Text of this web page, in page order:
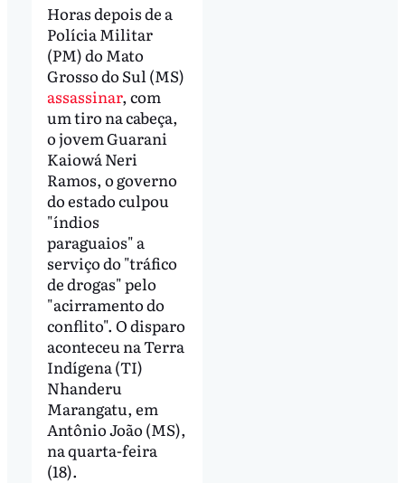
Horas depois de a
Polícia Militar
(PM) do Mato
Grosso do Sul (MS)
assassinar, com
um tiro na cabeça,
o jovem Guarani
Kaiowá Neri
Ramos, o governo
do estado culpou
"índios
paraguaios" a
serviço do "tráfico
de drogas" pelo
"acirramento do
conflito". O disparo
aconteceu na Terra
Indígena (TI)
Nhanderu
Marangatu, em
Antônio João (MS),
na quarta-feira
(18).